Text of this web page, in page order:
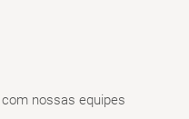
nossas equipes